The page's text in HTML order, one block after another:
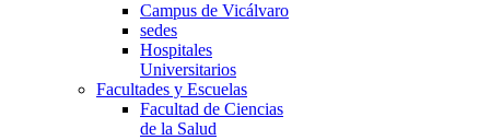
Campus de Vicálvaro
sedes
Hospitales
Universitarios
Facultades y Escuelas
Facultad de Ciencias
de la Salud